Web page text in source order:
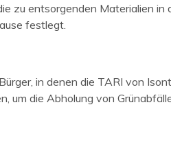
zu entsorgenden Materialien
festlegt.
in denen die TARI von
um die Abholung von